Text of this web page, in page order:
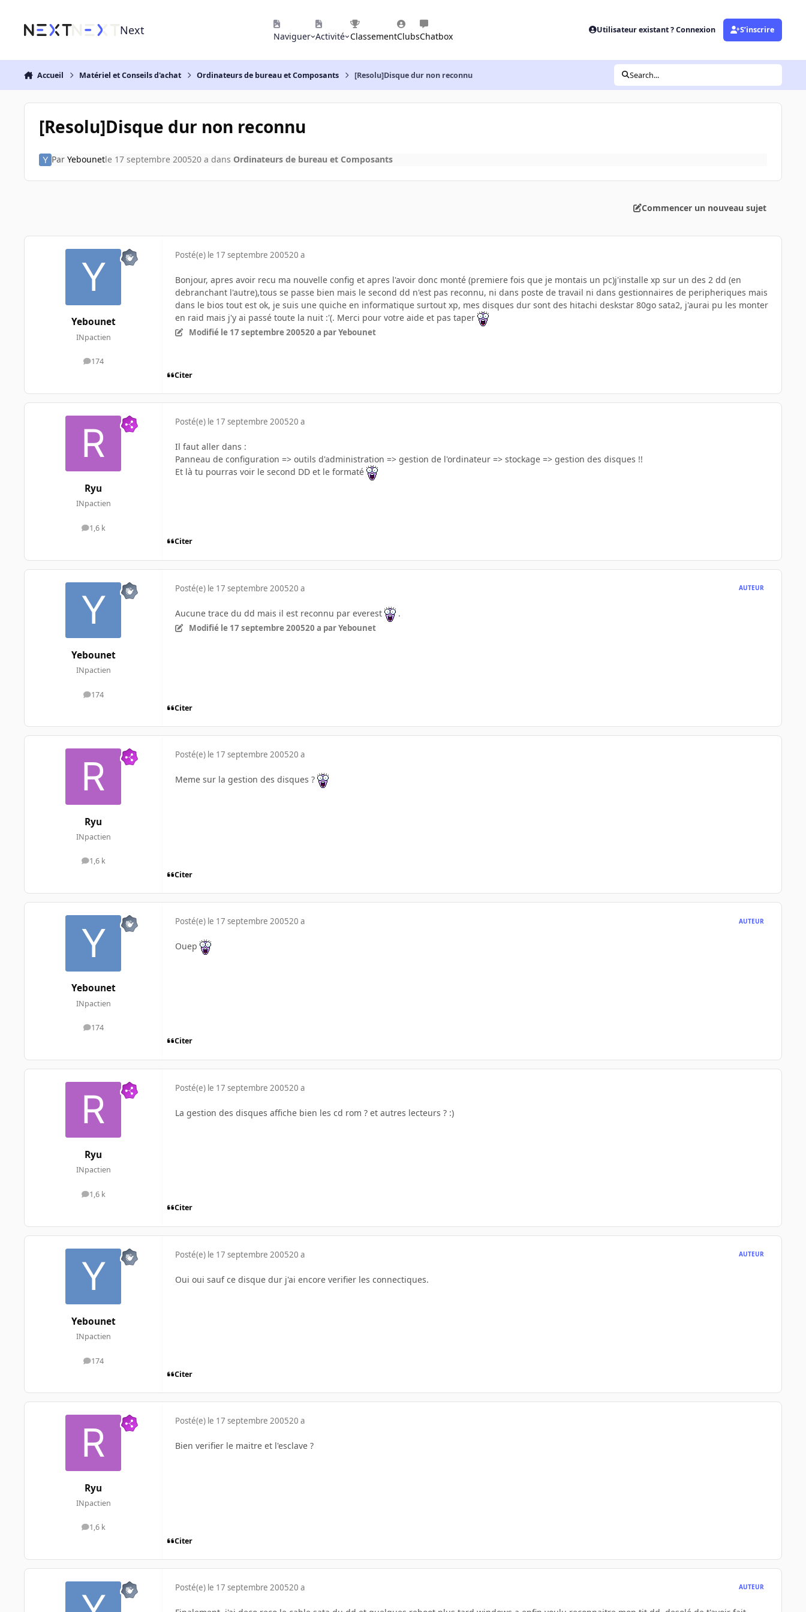
Next Naviguer Activité ClassementClubsChatbox
Utilisateur existant ? Connexion S’inscrire
Accueil Matériel et Conseils d'achat Ordinateurs de bureau et Composants [Resolu]Disque dur non reconnu Search...
[Resolu]Disque dur non reconnu
Par Yebounetle 17 septembre 200520 a dans Ordinateurs de bureau et Composants
Commencer un nouveau sujet
Yebounet
INpactien
174
messages
Posté(e) le 17 septembre 200520 a
Bonjour, apres avoir recu ma nouvelle config et apres l'avoir donc monté (premiere fois que je montais un pc)j'installe xp sur un des 2 dd (en
debranchant l'autre),tous se passe bien mais le second dd n'est pas reconnu, ni dans poste de travail ni dans gestionnaires de peripheriques mais
dans le bios tout est ok, je suis une quiche en informatique surtout xp, mes disques dur sont des hitachi deskstar 80go sata2, j'aurai pu les monter
en raid mais j'y ai passé toute la nuit :'(. Merci pour votre aide et pas taper
Modifié le 17 septembre 200520 a par Yebounet
Citer
Ryu
INpactien
1,6 k
messages
Posté(e) le 17 septembre 200520 a
Il faut aller dans :
Panneau de configuration => outils d'administration => gestion de l'ordinateur => stockage => gestion des disques !!
Et là tu pourras voir le second DD et le formaté
Citer
Yebounet
INpactien
174
messages
Posté(e) le 17 septembre 200520 a AUTEUR
Aucune trace du dd mais il est reconnu par everest .
Modifié le 17 septembre 200520 a par Yebounet
Citer
Ryu
INpactien
1,6 k
messages
Posté(e) le 17 septembre 200520 a
Meme sur la gestion des disques ?
Citer
Yebounet
INpactien
174
messages
Posté(e) le 17 septembre 200520 a AUTEUR
Ouep
Citer
Ryu
INpactien
1,6 k
messages
Posté(e) le 17 septembre 200520 a
La gestion des disques affiche bien les cd rom ? et autres lecteurs ? :)
Citer
Yebounet
INpactien
174
messages
Posté(e) le 17 septembre 200520 a AUTEUR
Oui oui sauf ce disque dur j'ai encore verifier les connectiques.
Citer
Ryu
INpactien
1,6 k
messages
Posté(e) le 17 septembre 200520 a
Bien verifier le maitre et l'esclave ?
Citer
Posté(e) le 17 septembre 200520 a AUTEUR